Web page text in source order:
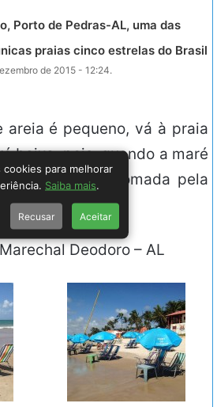
Porto de Pedras-AL, uma das
praias cinco estrelas do Brasil
de 2015 - 12:24.
areia é pequeno, vá à praia
baixa, pois, quando a maré
da areia é tomada pela
Deodoro – AL
cookies para melhorar
Saiba mais
Recusar Aceitar